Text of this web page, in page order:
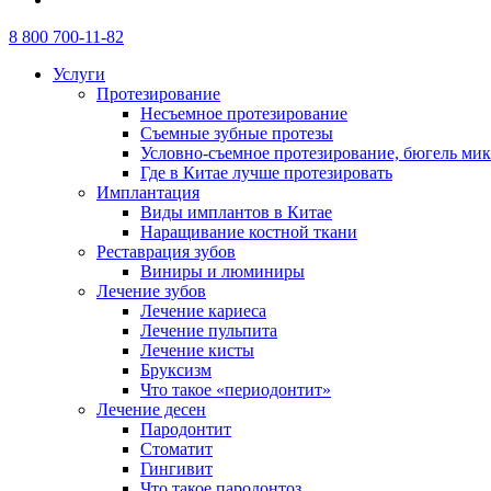
8 800 700-11-82
Услуги
Протезирование
Несъемное протезирование
Съемные зубные протезы
Условно-съемное протезирование, бюгель
Где в Китае лучше протезировать
Имплантация
Виды имплантов в Китае
Наращивание костной ткани
Реставрация зубов
Виниры и люминиры
Лечение зубов
Лечение кариеса
Лечение пульпита
Лечение кисты
Бруксизм
Что такое «периодонтит»
Лечение десен
Пародонтит
Стоматит
Гингивит